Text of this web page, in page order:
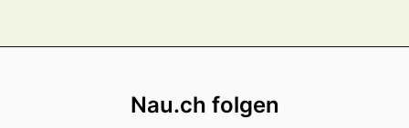
Nau.ch folgen